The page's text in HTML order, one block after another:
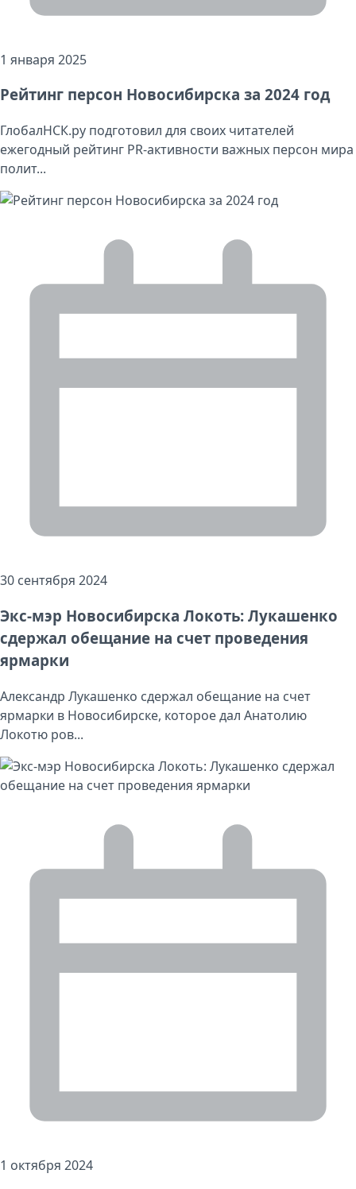
1 января 2025
Рейтинг персон Новосибирска за 2024 год
ГлобалНСК.ру подготовил для своих читателей
ежегодный рейтинг PR-активности важных персон мира
полит...
30 сентября 2024
Экс-мэр Новосибирска Локоть: Лукашенко
сдержал обещание на счет проведения
ярмарки
Александр Лукашенко сдержал обещание на счет
ярмарки в Новосибирске, которое дал Анатолию
Локотю ров...
1 октября 2024